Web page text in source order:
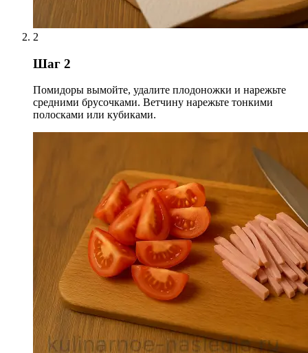
2
Шаг 2
Помидоры вымойте, удалите плодоножки и нарежьте
средними брусочками. Ветчину нарежьте тонкими
полосками или кубиками.